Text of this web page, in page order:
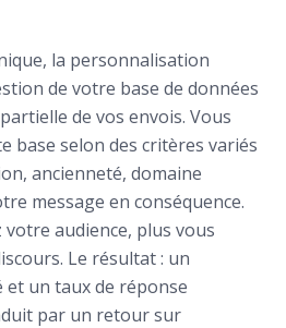
la personnalisation
de votre base de données
de vos envois. Vous
base selon des critères variés
ancienneté, domaine
message en conséquence.
audience, plus vous
Le résultat : un
un taux de réponse
par un retour sur